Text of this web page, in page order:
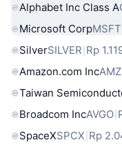
Alphabet Inc Class A
Microsoft CorpMSFT
SilverSILVER Rp
Amazon.com Inc
Taiwan
Broadcom IncAVGO
SpaceXSPCX Rp